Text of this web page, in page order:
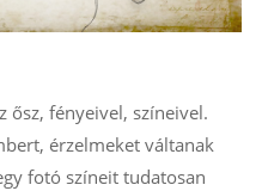
ősz, fényeivel, színeivel.
érzelmeket váltanak
fotó színeit tudatosan